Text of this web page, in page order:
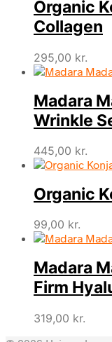
Organic
Collagen
295,00 kr.
Madara
Wrinkle
445,00 kr.
Organic
99,00 kr.
Madara
Firm
319,00 kr.